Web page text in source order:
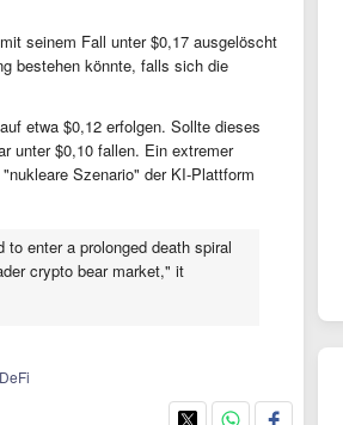
seinem Fall unter $0,17 ausgelöscht
bestehen könnte, falls sich die
etwa $0,12 erfolgen. Sollte dieses
unter $0,10 fallen. Ein extremer
Szenario" der KI-Plattform
enter a prolonged death spiral
crypto bear market," it